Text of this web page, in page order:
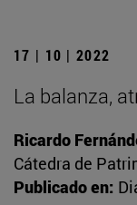
17 | 10 | 2022
La balanza,
Ricardo
Cátedra de
Publicado en: